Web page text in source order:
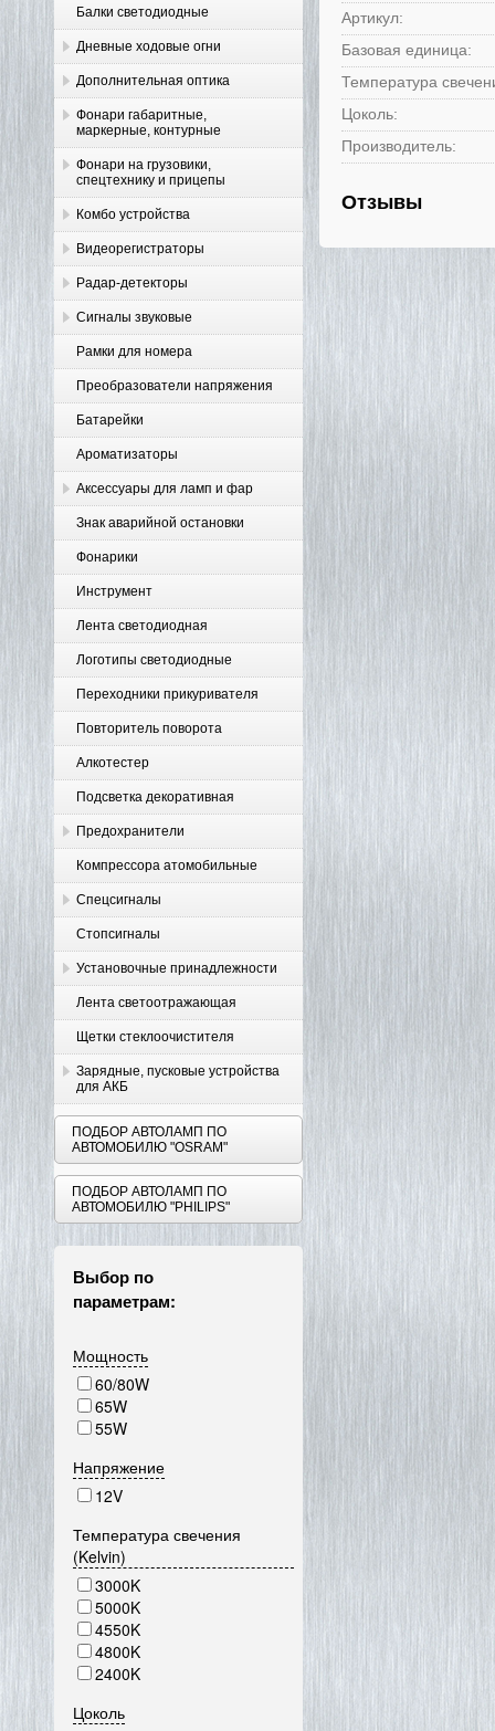
Балки светодиодные
Дневные ходовые огни
Дополнительная оптика
Фонари габаритные,
маркерные, контурные
Фонари на грузовики,
спецтехнику и прицепы
Комбо устройства
Видеорегистраторы
Радар-детекторы
Сигналы звуковые
Рамки для номера
Преобразователи напряжения
Батарейки
Ароматизаторы
Аксессуары для ламп и фар
Знак аварийной остановки
Фонарики
Инструмент
Лента светодиодная
Логотипы светодиодные
Переходники прикуривателя
Повторитель поворота
Алкотестер
Подсветка декоративная
Предохранители
Компрессора атомобильные
Спецсигналы
Стопсигналы
Установочные принадлежности
Лента светоотражающая
Щетки стеклоочистителя
Зарядные, пусковые устройства
для АКБ
ПОДБОР АВТОЛАМП ПО
АВТОМОБИЛЮ "OSRAM"
ПОДБОР АВТОЛАМП ПО
АВТОМОБИЛЮ "PHILIPS"
Выбор по
параметрам:
Мощность
60/80W
65W
55W
Напряжение
12V
Температура свечения
(Kelvin)
3000K
5000K
4550K
4800K
2400K
Цоколь
Артикул:
Базовая единица:
Температура
Цоколь:
Производитель:
Отзывы